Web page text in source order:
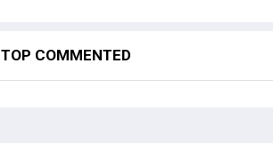
TOP COMMENTED